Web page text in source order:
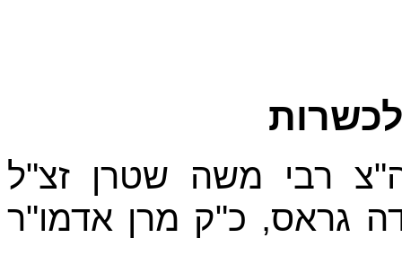
רבי משה שטרן זצ"ל
גראס, כ"ק מרן אדמו"ר